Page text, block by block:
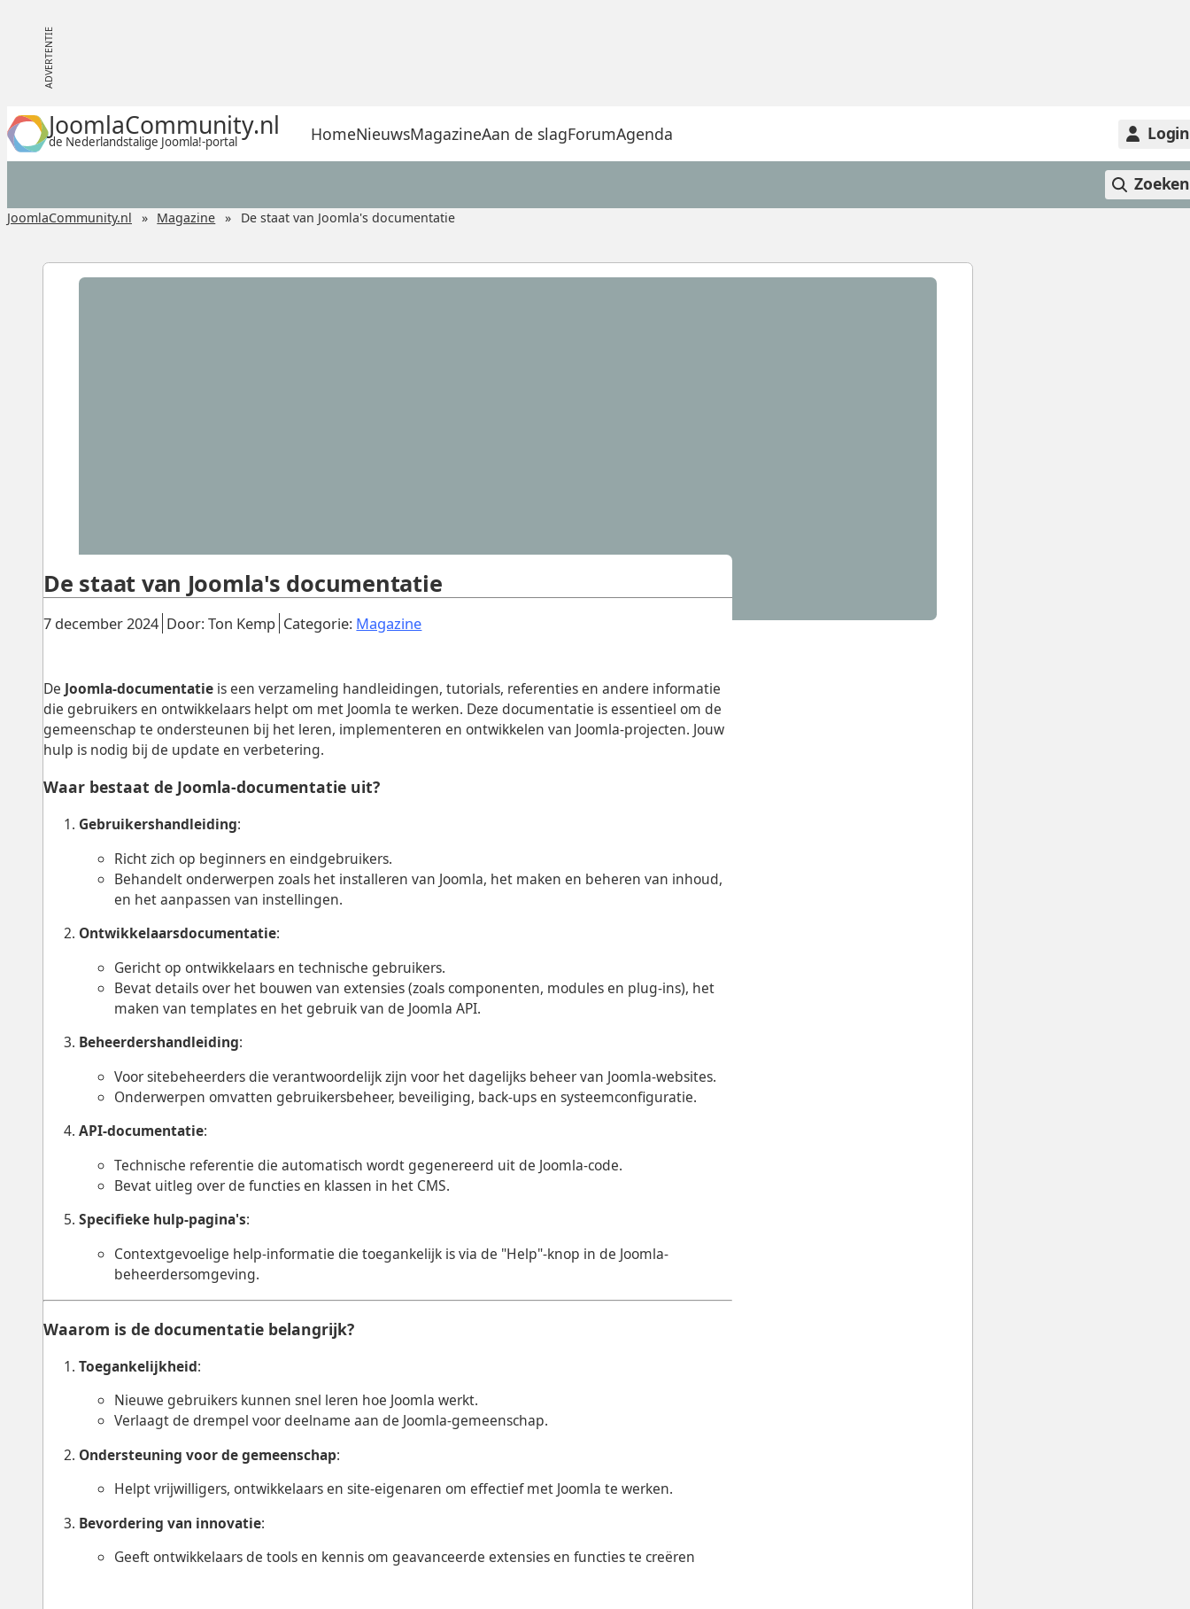
JoomlaCommunity.nl
de Nederlandstalige Joomla!-portal HomeNieuwsMagazineAan de slagForumAgenda Login
Zoeken
JoomlaCommunity.nl Magazine De staat van Joomla's documentatie
Gepubliceerd:
7 december 2024. Door: Ton Kemp. Categorie: Magazine.
De staat van Joomla's documentatie
De Joomla-documentatie is een verzameling handleidingen, tutorials, referenties en andere informatie
die gebruikers en ontwikkelaars helpt om met Joomla te werken. Deze documentatie is essentieel om de
gemeenschap te ondersteunen bij het leren, implementeren en ontwikkelen van Joomla-projecten. Jouw
hulp is nodig bij de update en verbetering.
Waar bestaat de Joomla-documentatie uit?
Gebruikershandleiding:
Richt zich op beginners en eindgebruikers.
Behandelt onderwerpen zoals het installeren van Joomla, het maken en beheren van inhoud,
en het aanpassen van instellingen.
Ontwikkelaarsdocumentatie:
Gericht op ontwikkelaars en technische gebruikers.
Bevat details over het bouwen van extensies (zoals componenten, modules en plug-ins), het
maken van templates en het gebruik van de Joomla API.
Beheerdershandleiding:
Voor sitebeheerders die verantwoordelijk zijn voor het dagelijks beheer van Joomla-websites.
Onderwerpen omvatten gebruikersbeheer, beveiliging, back-ups en systeemconfiguratie.
API-documentatie:
Technische referentie die automatisch wordt gegenereerd uit de Joomla-code.
Bevat uitleg over de functies en klassen in het CMS.
Specifieke hulp-pagina's:
Contextgevoelige help-informatie die toegankelijk is via de "Help"-knop in de Joomla-
beheerdersomgeving.
Waarom is de documentatie belangrijk?
Toegankelijkheid:
Nieuwe gebruikers kunnen snel leren hoe Joomla werkt.
Verlaagt de drempel voor deelname aan de Joomla-gemeenschap.
Ondersteuning voor de gemeenschap:
Helpt vrijwilligers, ontwikkelaars en site-eigenaren om effectief met Joomla te werken.
Bevordering van innovatie:
Geeft ontwikkelaars de tools en kennis om geavanceerde extensies en functies te creëren